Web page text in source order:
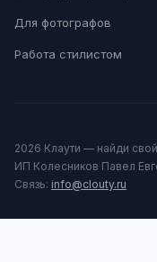
Для фотографов
Работа стилистом
2026 Клаути — найди свой
ИП Колесников Павел
Связь: info@clouty.ru